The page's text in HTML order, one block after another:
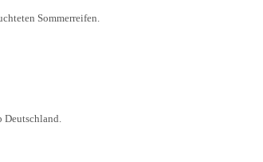
Sommerreifen.
Deutschland.